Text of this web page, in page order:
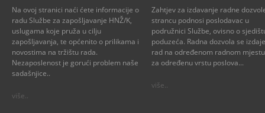
Na ovoj stranici naći ćete informacije o
radu Službe za zapošljavanje HNŽ/K,
uslugama koje pruža u cilju
zapošljavanja, te općenito o prilikama i
novostima na tržištu rada.
Nezaposlenost je gorući problem naše
sadašnjice..
više..
Zahtjev za izdavanje radne
strancu podnosi poslodavac u
podružnici Službe, ovisno o
poduzeća. Radna dozvola se
rad na određenom radnom
za određenu vrstu poslova...
više..